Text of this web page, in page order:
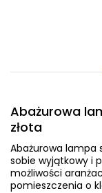
Abażurowa
złota
Abażurowa lampa
sobie wyjątkowy i
możliwości
pomieszczenia o